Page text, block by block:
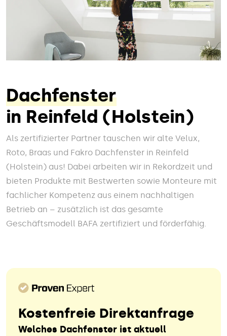
Dachfenster
in Reinfeld (Holstein)
Als zertifizierter Partner tauschen wir alte Velux,
Roto, Braas und Fakro Dachfenster in Reinfeld
(Holstein) aus! Dabei arbeiten wir in Rekordzeit und
bieten Produkte mit Bestwerten sowie Monteure mit
fachlicher Kompetenz aus einem nachhaltigen
Betrieb an – zusätzlich ist das gesamte
Geschäftsmodell BAFA zertifiziert und förderfähig.
Kostenfreie Direktanfrage
Welches Dachfenster ist aktuell